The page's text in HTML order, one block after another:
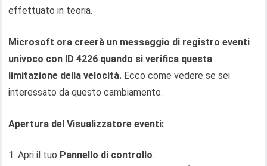
effettuato in teoria.
Microsoft ora creerà un messaggio di registro eventi
univoco con ID 4226 quando si verifica questa
limitazione della velocità. Ecco come vedere se sei
interessato da questo cambiamento.
Apertura del Visualizzatore eventi:
1. Apri il tuo Pannello di controllo.